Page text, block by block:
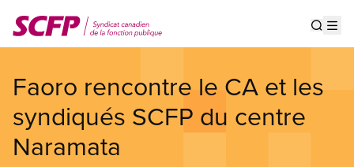
au
contenu
Faoro rencontre le CA et les
syndiqués SCFP du centre
Naramata